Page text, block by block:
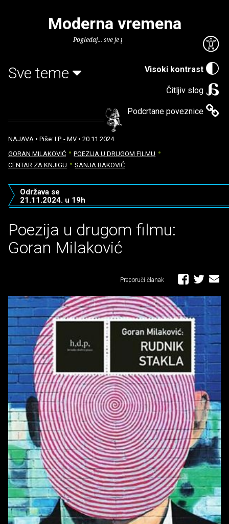
Visoki kontrast
Čitljiv slog
Podcrtane poveznice
Moderna vremena
Pogledaj... sve je puno knjiga.
Sve teme
NAJAVA • Piše: I.P. - MV • 20.11.2024.
GORAN MILAKOVIĆ
POEZIJA U DRUGOM FILMU
CENTAR ZA KNJIGU
SANJA BAKOVIĆ
Poezija u drugom filmu:
Goran Milaković
Održava se
21.11.2024. u 19h
Preporuči članak